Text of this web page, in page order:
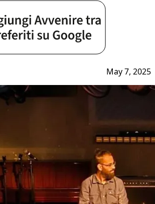
May 7, 2025